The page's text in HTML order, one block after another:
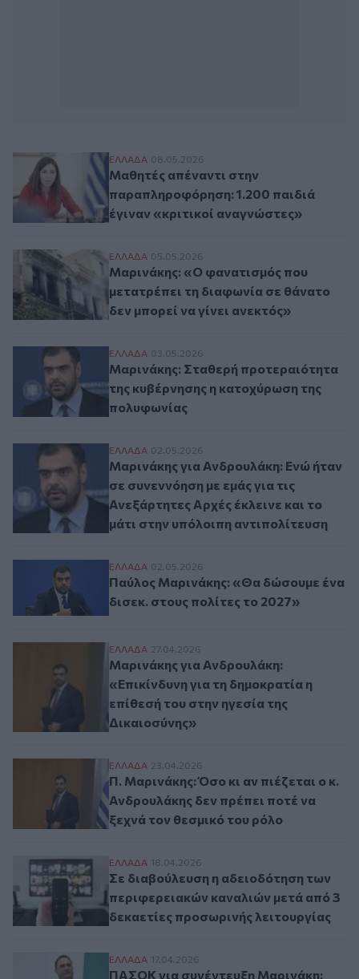
Μαθητές απέναντι στην
ΕΛΛAΔΑ 08.05.2026
Μαθητές απέναντι στην
παραπληροφόρηση: 1.200 παιδιά
έγιναν «κριτικοί αναγνώστες»
Μαρινάκης: «Ο φανατισμός που
ΕΛΛAΔΑ 05.05.2026
Μαρινάκης: «Ο φανατισμός που
μετατρέπει τη διαφωνία σε θάνατο
δεν μπορεί να γίνει ανεκτός»
Μαρινάκης: Σταθερή προτεραιότητα
ΕΛΛAΔΑ 03.05.2026
Μαρινάκης: Σταθερή προτεραιότητα
της κυβέρνησης η κατοχύρωση της
πολυφωνίας
Μαρινάκης για Ανδρουλάκη: Ενώ ήταν σε
ΕΛΛAΔΑ 02.05.2026
Μαρινάκης για Ανδρουλάκη: Ενώ ήταν
σε συνεννόηση με εμάς για τις
Ανεξάρτητες Αρχές έκλεινε και το
μάτι στην υπόλοιπη αντιπολίτευση
Παύλος Μαρινάκης: «Θα δώσουμε ένα
ΕΛΛAΔΑ 02.05.2026
Παύλος Μαρινάκης: «Θα δώσουμε ένα
δισεκ. στους πολίτες το 2027»
Μαρινάκης για Ανδρουλάκη: «Επικίνδυνη
ΕΛΛAΔΑ 27.04.2026
Μαρινάκης για Ανδρουλάκη:
«Επικίνδυνη για τη δημοκρατία η
επίθεσή του στην ηγεσία της
Δικαιοσύνης»
Π. Μαρινάκης: Όσο κι αν πιέζεται ο κ.
ΕΛΛAΔΑ 23.04.2026
Π. Μαρινάκης: Όσο κι αν πιέζεται ο κ.
Ανδρουλάκης δεν πρέπει ποτέ να
ξεχνά τον θεσμικό του ρόλο
Σε διαβούλευση η αδειοδότηση των
ΕΛΛAΔΑ 18.04.2026
Σε διαβούλευση η αδειοδότηση των
περιφερειακών καναλιών μετά από 3
δεκαετίες προσωρινής λειτουργίας
ΠΑΣΟΚ για συνέντευξη Μαρινάκη:
ΕΛΛAΔΑ 17.04.2026
ΠΑΣΟΚ για συνέντευξη Μαρινάκη: